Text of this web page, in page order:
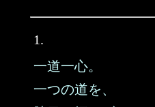
1.
一道一心。
一つの道を、